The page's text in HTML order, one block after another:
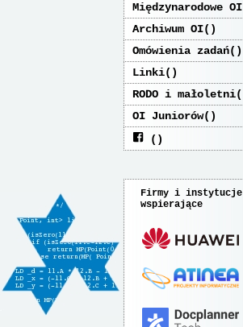
Międzynarodowe OI
Archiwum OI
Omówienia zadań
Linki
RODO i małoletni
OI Juniorów
Firmy i instytucje
wspierające